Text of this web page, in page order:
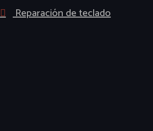
Reparación de teclado